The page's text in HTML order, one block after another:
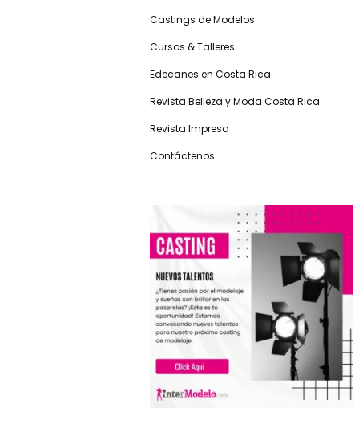
Castings de Modelos
Cursos & Talleres
Edecanes en Costa Rica
Revista Belleza y Moda Costa Rica
Revista Impresa
Contáctenos